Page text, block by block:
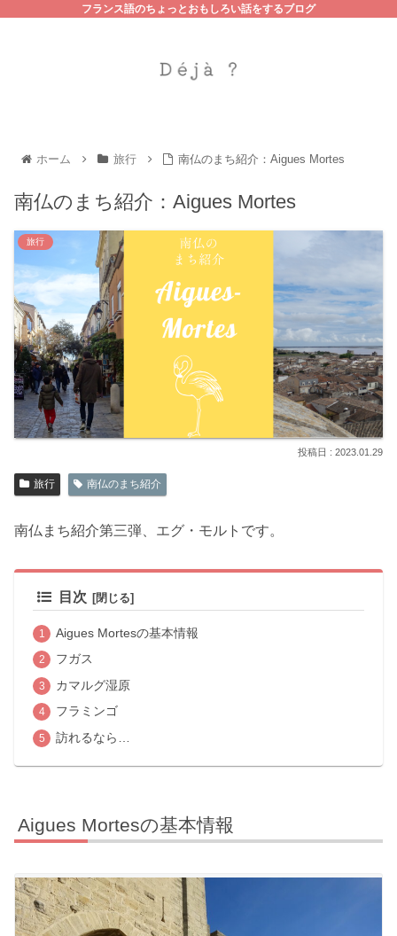
フランス語のちょっとおもしろい話をするブログ
ホーム 旅行 南仏のまち紹介：Aigues Mortes
南仏のまち紹介：Aigues Mortes
旅行
2023.01.29
旅行 南仏のまち紹介
南仏まち紹介第三弾、エグ・モルトです。
目次
Aigues Mortesの基本情報
フガス
カマルグ湿原
フラミンゴ
訪れるなら…
Aigues Mortesの基本情報